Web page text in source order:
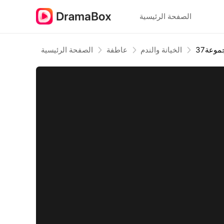
الصفحة الرئيسية
الصفحة الرئيسية عاطفة الخيانة والندم